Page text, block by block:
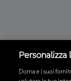
Personalizza
Dorna e i suoi